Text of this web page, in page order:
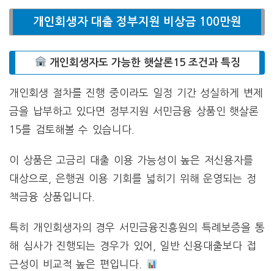
개인회생자 대출 정부지원 비상금 100만원
개인회생자도 가능한 햇살론15 조건과 특징
개인회생 절차를 진행 중이라도 일정 기간 성실하게 변제
금을 납부하고 있다면 정부지원 서민금융 상품인 햇살론
15를 검토해볼 수 있습니다.
이 상품은 고금리 대출 이용 가능성이 높은 저신용자를
대상으로, 은행권 이용 기회를 넓히기 위해 운영되는 정
책금융 상품입니다.
특히 개인회생자의 경우 서민금융진흥원의 특례보증을 통
해 심사가 진행되는 경우가 있어, 일반 신용대출보다 접
근성이 비교적 높은 편입니다.